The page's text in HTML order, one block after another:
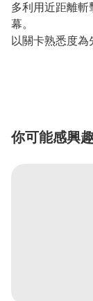
多利用近距離
幕。
以關卡熟悉度為
你可能感興